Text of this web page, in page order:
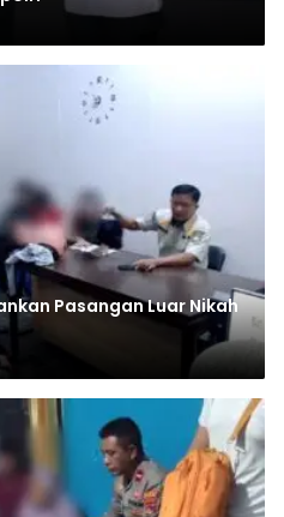
Pasangan Luar Nikah